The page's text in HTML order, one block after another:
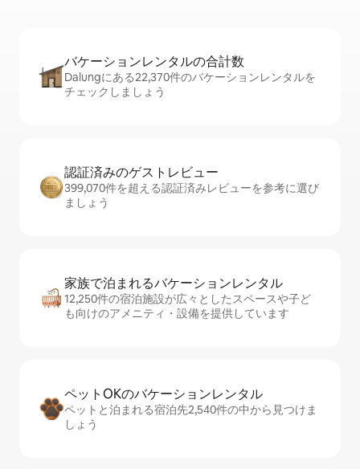
バケーションレ⁠ン⁠タ⁠ル⁠の合⁠計⁠数
Dalungにある22,370件のバケーションレンタルを
チェックしましょう
認証済みのゲ⁠ス⁠ト⁠レ⁠ビ⁠ュ⁠ー
399,070件を超える認証済みレビューを参考に選び
ましょう
家族で泊まれるバ⁠ケ⁠ー⁠シ⁠ョ⁠ンレ⁠ン⁠タ⁠ル
12,250件の宿泊施設が広々としたスペースや子ど
も向けのアメニティ・設備を提供しています
ペットOKのバ⁠ケ⁠ー⁠シ⁠ョ⁠ンレ⁠ン⁠タ⁠ル
ペットと泊まれる宿泊先2,540件の中から見つけま
しょう